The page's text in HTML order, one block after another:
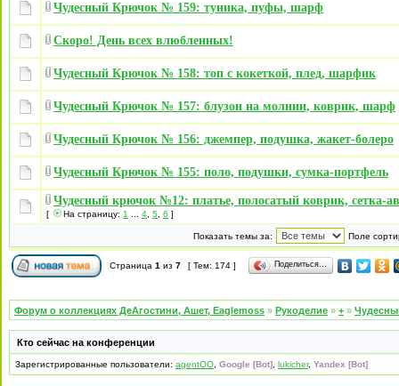
Чудесный Крючок № 159: туника, пуфы, шарф
Скоро! День всех влюбленных!
Чудесный Крючок № 158: топ с кокеткой, плед, шарфик
Чудесный Крючок № 157: блузон на молнии, коврик, шарф
Чудесный Крючок № 156: джемпер, подушка, жакет-болеро
Чудесный Крючок № 155: поло, подушки, сумка-портфель
Чудесный крючок №12: платье, полосатый коврик, сетка-
[ На страницу: 1 4 5 6 ]
Показать темы за: Поле
Страница 1 из 7 [ Тем: 174 ] Поделиться…
Форум о коллекциях ДеАгостини, Ашет, Eaglemoss » Рукоделие » + »
Кто сейчас на конференции
Зарегистрированные пользователи: agentOO Google [Bot] lukicher, Yandex [Bot]